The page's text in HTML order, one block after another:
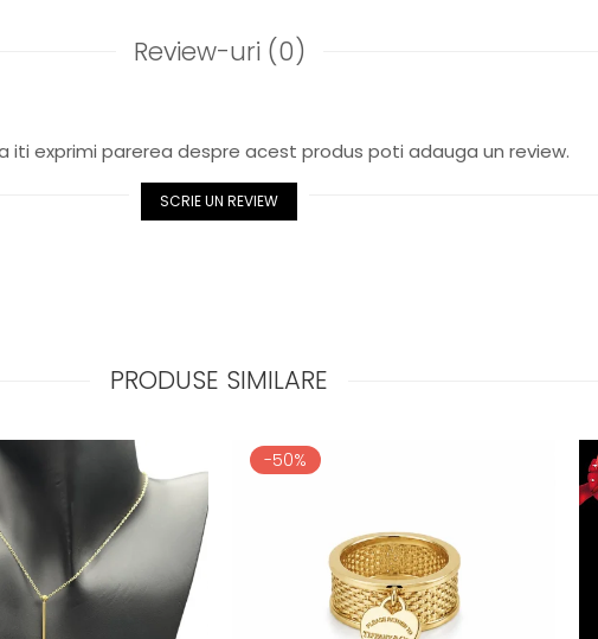
Review-uri (0)
iti exprimi parerea despre acest produs poti adauga un review.
SCRIE UN REVIEW
PRODUSE SIMILARE
-50%